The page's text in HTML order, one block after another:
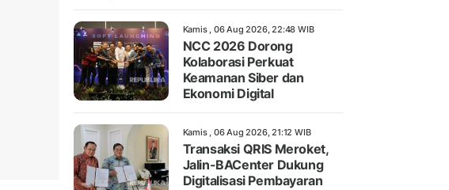
Kamis , 06 Aug 2026, 22:48 WIB
NCC 2026 Dorong
Kolaborasi Perkuat
Keamanan Siber dan
Ekonomi Digital
Kamis , 06 Aug 2026, 21:12 WIB
Transaksi QRIS Meroket,
Jalin-BACenter Dukung
Digitalisasi Pembayaran